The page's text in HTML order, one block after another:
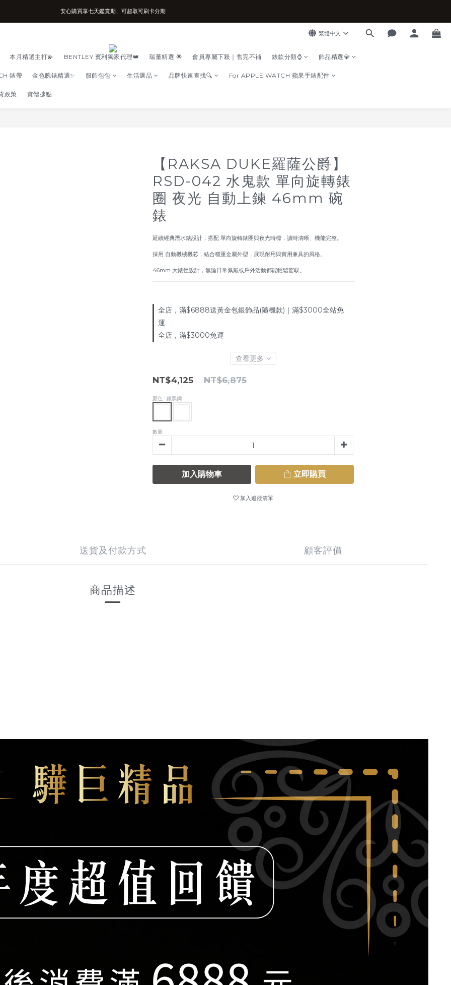
台南實體店面、兩年機芯保固、開立發票
繁體中文
本月精選主打💫 BENTLEY 賓利獨家代理👑 瑞董精選 🌟 會員專屬下殺｜售完不補 錶款分類⌚ 飾品精選💎
錶帶 金色腕錶精選✨ 服飾包包 生活選品 品牌快速查找🔍 For APPLE WATCH 蘋果手錶配件
政策 實體據點
【RAKSA DUKE羅薩公爵】
RSD-042 水鬼款 單向旋轉錶
圈 夜光 自動上鍊 46mm 碗
錶
延續經典潛水錶設計，搭配 單向旋轉錶圈與夜光時標，讀時清晰、機能完整。
採用 自動機械機芯，結合穩重金屬外型，展現耐用與實用兼具的風格。
46mm 大錶徑設計，無論日常佩戴或戶外活動都能輕鬆駕馭。
全店，滿$6888送黃金包銀飾品(隨機款)｜滿$3000全站免
運
全店，滿$3000免運
查看更多
NT$4,125 NT$6,875
顏色 : 銀黑鋼
數量
加入購物車 立即購買
加入追蹤清單
送貨及付款方式 顧客評價
商品描述